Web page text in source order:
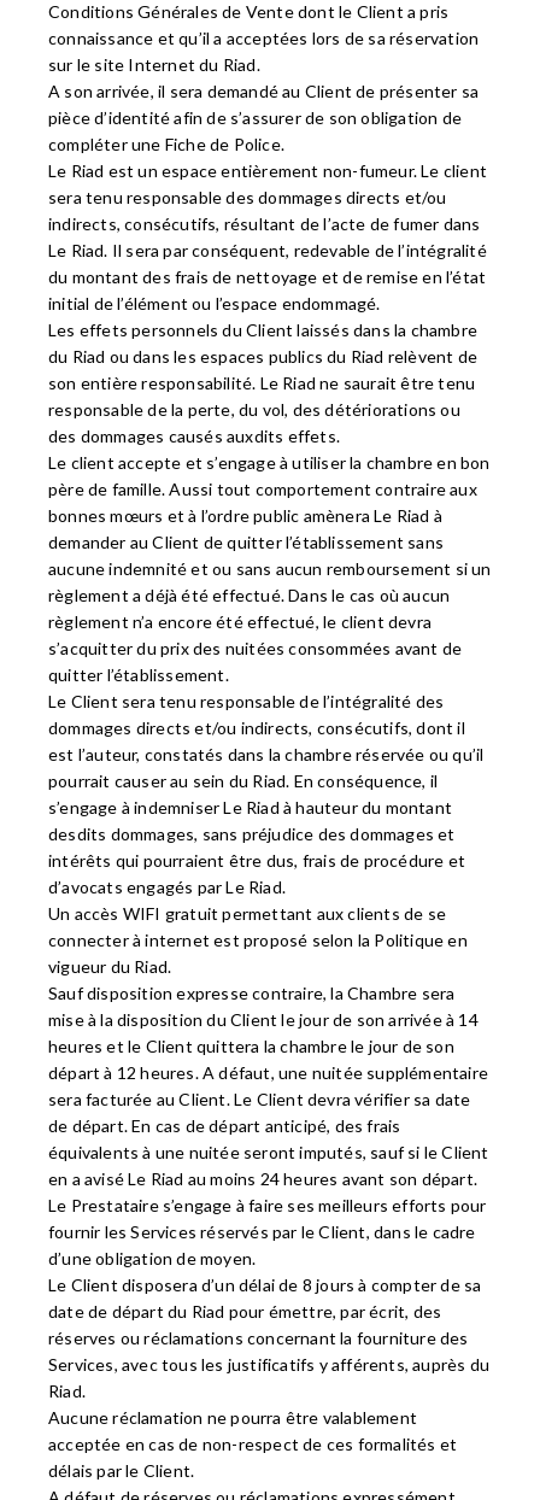
Conditions Générales de Vente dont le Client a pris
connaissance et qu’il a acceptées lors de sa réservation
sur le site Internet du Riad.
A son arrivée, il sera demandé au Client de présenter sa
pièce d’identité afin de s’assurer de son obligation de
compléter une Fiche de Police.
Le Riad est un espace entièrement non-fumeur. Le client
sera tenu responsable des dommages directs et/ou
indirects, consécutifs, résultant de l’acte de fumer dans
Le Riad. Il sera par conséquent, redevable de l’intégralité
du montant des frais de nettoyage et de remise en l’état
initial de l’élément ou l’espace endommagé.
Les effets personnels du Client laissés dans la chambre
du Riad ou dans les espaces publics du Riad relèvent de
son entière responsabilité. Le Riad ne saurait être tenu
responsable de la perte, du vol, des détériorations ou
des dommages causés auxdits effets.
Le client accepte et s’engage à utiliser la chambre en bon
père de famille. Aussi tout comportement contraire aux
bonnes mœurs et à l’ordre public amènera Le Riad à
demander au Client de quitter l’établissement sans
aucune indemnité et ou sans aucun remboursement si un
règlement a déjà été effectué. Dans le cas où aucun
règlement n’a encore été effectué, le client devra
s’acquitter du prix des nuitées consommées avant de
quitter l’établissement.
Le Client sera tenu responsable de l’intégralité des
dommages directs et/ou indirects, consécutifs, dont il
est l’auteur, constatés dans la chambre réservée ou qu’il
pourrait causer au sein du Riad. En conséquence, il
s’engage à indemniser Le Riad à hauteur du montant
desdits dommages, sans préjudice des dommages et
intérêts qui pourraient être dus, frais de procédure et
d’avocats engagés par Le Riad.
Un accès WIFI gratuit permettant aux clients de se
connecter à internet est proposé selon la Politique en
vigueur du Riad.
Sauf disposition expresse contraire, la Chambre sera
mise à la disposition du Client le jour de son arrivée à 14
heures et le Client quittera la chambre le jour de son
départ à 12 heures. A défaut, une nuitée supplémentaire
sera facturée au Client. Le Client devra vérifier sa date
de départ. En cas de départ anticipé, des frais
équivalents à une nuitée seront imputés, sauf si le Client
en a avisé Le Riad au moins 24 heures avant son départ.
Le Prestataire s’engage à faire ses meilleurs efforts pour
fournir les Services réservés par le Client, dans le cadre
d’une obligation de moyen.
Le Client disposera d’un délai de 8 jours à compter de sa
date de départ du Riad pour émettre, par écrit, des
réserves ou réclamations concernant la fourniture des
Services, avec tous les justificatifs y afférents, auprès du
Riad.
Aucune réclamation ne pourra être valablement
acceptée en cas de non-respect de ces formalités et
délais par le Client.